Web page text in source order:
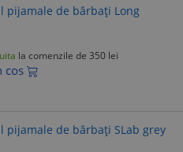
pijamale de bărbați Long
la comenzile de 350 lei
cos
pijamale de bărbați SLab grey